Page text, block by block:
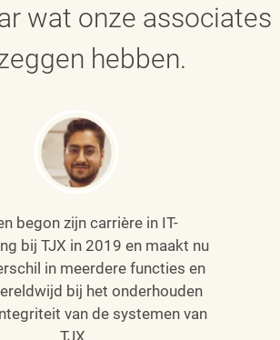
wat onze associates
hebben.
begon zijn carrière in IT-
bij TJX in 2019 en maakt nu
in meerdere functies en
bij het onderhouden
van de systemen van
TJX.